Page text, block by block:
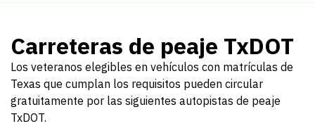
Carreteras de peaje TxDOT
Los veteranos elegibles en vehículos con matrículas de
Texas que cumplan los requisitos pueden circular
gratuitamente por las siguientes autopistas de peaje
TxDOT.